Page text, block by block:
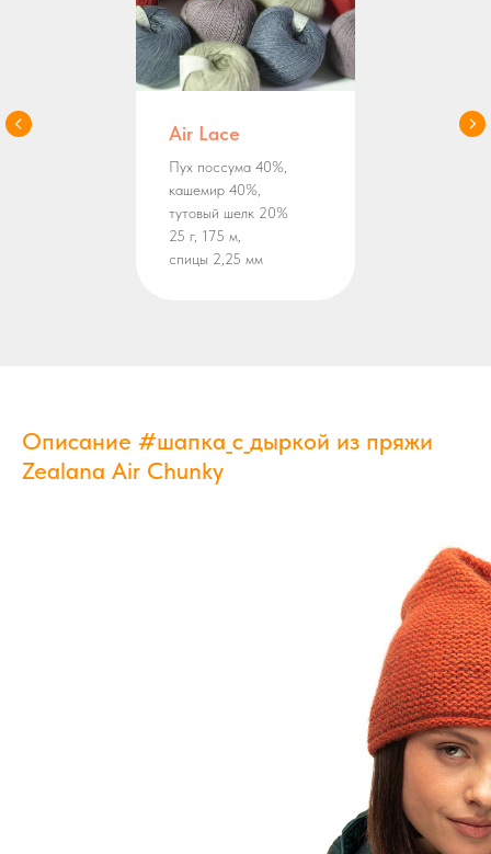
Air Lace
Пух поссума 40%,
кашемир 40%,
тутовый шелк 20%
25 г, 175 м,
спицы 2,25 мм
Описание #шапка_с_дыркой из пряжи
Zealana Air Chunky